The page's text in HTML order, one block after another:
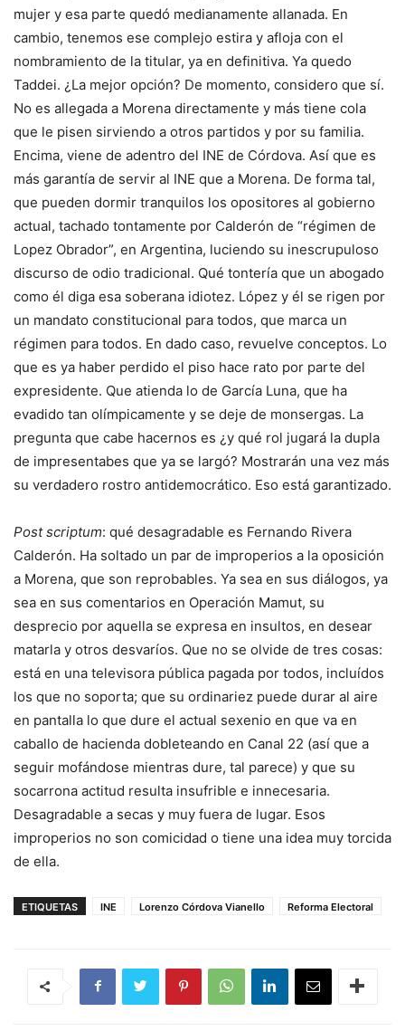
mujer y esa parte quedó medianamente allanada. En
cambio, tenemos ese complejo estira y afloja con el
nombramiento de la titular, ya en definitiva. Ya quedo
Taddei. ¿La mejor opción? De momento, considero que sí.
No es allegada a Morena directamente y más tiene cola
que le pisen sirviendo a otros partidos y por su familia.
Encima, viene de adentro del INE de Córdova. Así que es
más garantía de servir al INE que a Morena. De forma tal,
que pueden dormir tranquilos los opositores al gobierno
actual, tachado tontamente por Calderón de “régimen de
Lopez Obrador”, en Argentina, luciendo su inescrupuloso
discurso de odio tradicional. Qué tontería que un abogado
como él diga esa soberana idiotez. López y él se rigen por
un mandato constitucional para todos, que marca un
régimen para todos. En dado caso, revuelve conceptos. Lo
que es ya haber perdido el piso hace rato por parte del
expresidente. Que atienda lo de García Luna, que ha
evadido tan olímpicamente y se deje de monsergas. La
pregunta que cabe hacernos es ¿y qué rol jugará la dupla
de impresentabes que ya se largó? Mostrarán una vez más
su verdadero rostro antidemocrático. Eso está garantizado.
Post scriptum: qué desagradable es Fernando Rivera
Calderón. Ha soltado un par de improperios a la oposición
a Morena, que son reprobables. Ya sea en sus diálogos, ya
sea en sus comentarios en Operación Mamut, su
desprecio por aquella se expresa en insultos, en desear
matarla y otros desvaríos. Que no se olvide de tres cosas:
está en una televisora pública pagada por todos, incluídos
los que no soporta; que su ordinariez puede durar al aire
en pantalla lo que dure el actual sexenio en que va en
caballo de hacienda dobleteando en Canal 22 (así que a
seguir mofándose mientras dure, tal parece) y que su
socarrona actitud resulta insufrible e innecesaria.
Desagradable a secas y muy fuera de lugar. Esos
improperios no son comicidad o tiene una idea muy torcida
de ella.
ETIQUETAS INE Lorenzo Córdova Vianello Reforma Electoral